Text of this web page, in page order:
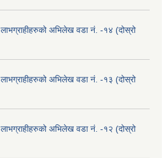
लाभग्राहीहरुको अभिलेख वडा नं. -१४ (दोस्रो
लाभग्राहीहरुको अभिलेख वडा नं. -१३ (दोस्रो
लाभग्राहीहरुको अभिलेख वडा नं. -१२ (दोस्रो